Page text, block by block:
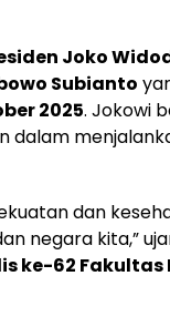
Joko
Subianto
2025. Jokowi
dalam
dan
negara kita,”
ke-62